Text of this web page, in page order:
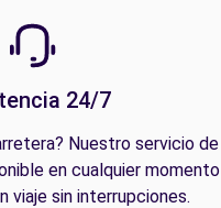
24/7
Nuestro servicio de
en cualquier momento
viaje sin interrupciones.